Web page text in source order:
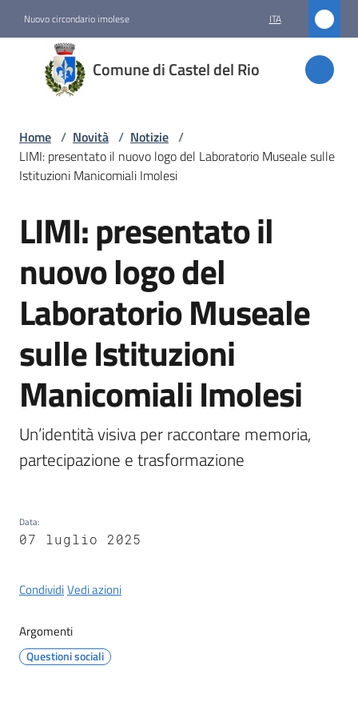
Nuovo circondario imolese ITA
Comune di Castel del Rio
Comune
di
Castel
Novità
Menu selezionato
Servizi
Vivere
Castel
del
Rio
on-
line
Tutti
argomenti
Home / Novità / Notizie /
LIMI: presentato il nuovo logo del Laboratorio Museale sulle
Istituzioni Manicomiali Imolesi
Salta al contenuto
LIMI: presentato il
nuovo logo del
Laboratorio Museale
sulle Istituzioni
Manicomiali Imolesi
Un’identità visiva per raccontare memoria,
partecipazione e trasformazione
Data:
07 luglio 2025
CondividiVedi azioni
Argomenti
Questioni sociali